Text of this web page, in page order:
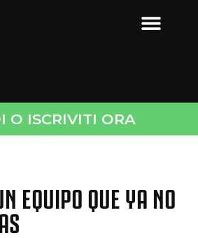
O ISCRIVITI ORA
EQUIPO QUE YA NO